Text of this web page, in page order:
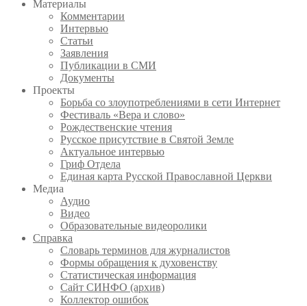
Материалы
Комментарии
Интервью
Статьи
Заявления
Публикации в СМИ
Документы
Проекты
Борьба со злоупотреблениями в сети Интернет
Фестиваль «Вера и слово»
Рождественские чтения
Русское присутствие в Святой Земле
Актуальное интервью
Гриф Отдела
Единая карта Русской Православной Церкви
Медиа
Аудио
Видео
Образовательные видеоролики
Справка
Словарь терминов для журналистов
Формы обращения к духовенству
Статистическая информация
Сайт СИНФО (архив)
Коллектор ошибок